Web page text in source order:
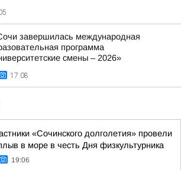
завершилась международная
программа
смены – 2026»
17:08
«Сочинского долголетия» провели
в море в честь Дня физкультурника
19:06